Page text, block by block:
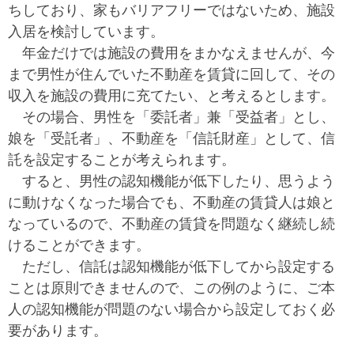
ちしており、家もバリアフリーではないため、施設
入居を検討しています。
年金だけでは施設の費用をまかなえませんが、今
まで男性が住んでいた不動産を賃貸に回して、その
収入を施設の費用に充てたい、と考えるとします。
その場合、男性を「委託者」兼「受益者」とし、
娘を「受託者」、不動産を「信託財産」として、信
託を設定することが考えられます。
すると、男性の認知機能が低下したり、思うよう
に動けなくなった場合でも、不動産の賃貸人は娘と
なっているので、不動産の賃貸を問題なく継続し続
けることができます。
ただし、信託は認知機能が低下してから設定する
ことは原則できませんので、この例のように、ご本
人の認知機能が問題のない場合から設定しておく必
要があります。